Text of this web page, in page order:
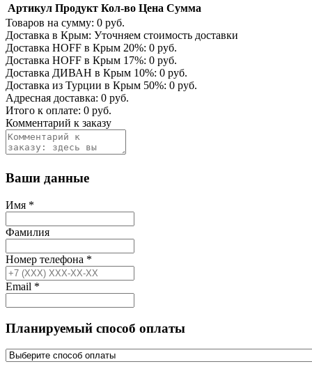
Артикул Продукт Кол-во Цена Сумма
Товаров на сумму: 0 руб.
Доставка в Крым: Уточняем стоимость доставки
Доставка HOFF в Крым 20%: 0 руб.
Доставка HOFF в Крым 17%: 0 руб.
Доставка ДИВАН в Крым 10%: 0 руб.
Доставка из Турции в Крым 50%: 0 руб.
Адресная доставка: 0 руб.
Итого к оплате: 0 руб.
Комментарий к заказу
Ваши данные
Имя *
Фамилия
Номер телефона *
Email *
Планируемый способ оплаты